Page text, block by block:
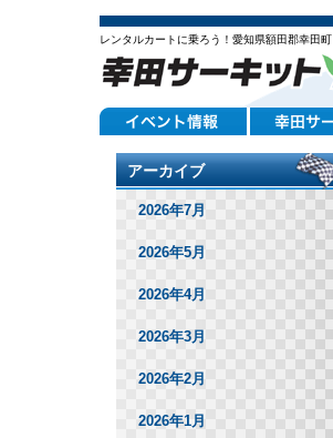
レンタルカートに乗ろう！愛知県額田郡幸田町
アーカイブ
2026年7月
2026年5月
2026年4月
2026年3月
2026年2月
2026年1月